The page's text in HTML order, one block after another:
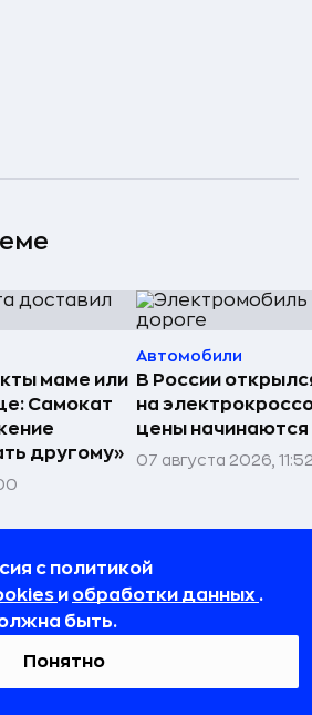
маме или
Самокат
другому»
Автомобили
В России
на
цены начинаются
07 августа 2026,
с политикой
и обработки данных .
быть.
Понятно